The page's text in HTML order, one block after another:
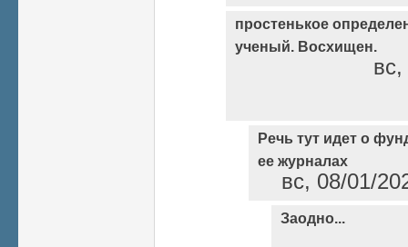
простенькое
ученый. Восхищен.
Речь тут идет о
ее журналах
вс, 08/01/
Заодно...